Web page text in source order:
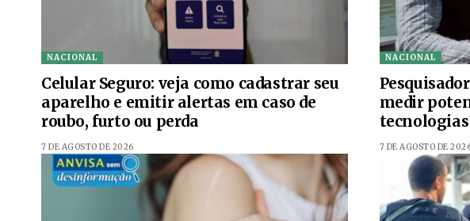
NACIONAL
Celular Seguro: veja como cadastrar seu
aparelho e emitir alertas em caso de
roubo, furto ou perda
7 DE AGOSTO DE 2026
NACIONAL
medir
7 DE AGOSTO DE